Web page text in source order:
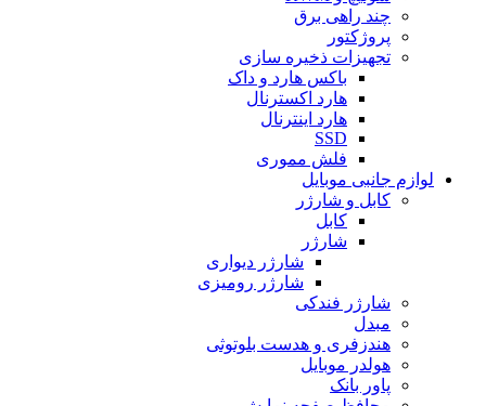
چند راهی برق
پروژکتور
تجهیزات ذخیره سازی
باکس هارد و داک
هارد اکسترنال
هارد اینترنال
SSD
فلش مموری
لوازم جانبی موبایل
کابل و شارژر
کابل
شارژر
شارژر دیواری
شارژر رومیزی
شارژر فندکی
مبدل
هندزفری و هدست بلوتوثی
هولدر موبایل
پاور بانک